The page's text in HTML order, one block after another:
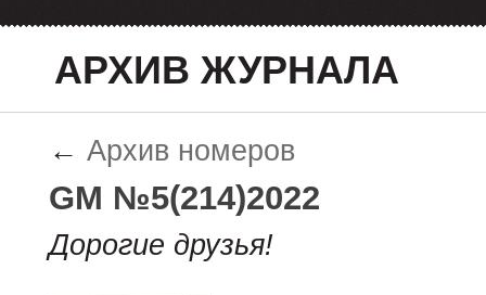
АРХИВ ЖУРНАЛА
← Архив номеров
GM №5(214)2022
Дорогие друзья!